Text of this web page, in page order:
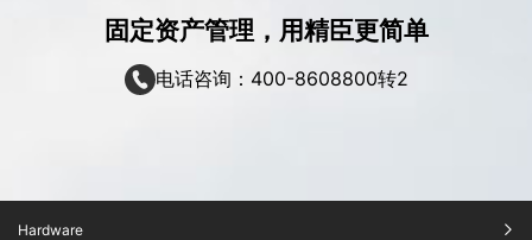
固定资产管理，用精臣更简单
电话咨询：400-8608800转2
Hardware